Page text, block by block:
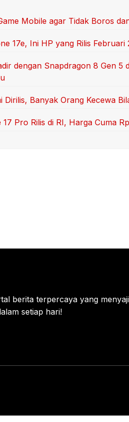
Mobile agar Tidak Boros
17e, Ini HP yang Rilis Februari
dengan Snapdragon 8 Gen 5
Dirilis, Banyak Orang Kecewa
Pro Rilis di RI, Harga Cuma
berita terpercaya yang
setiap hari!